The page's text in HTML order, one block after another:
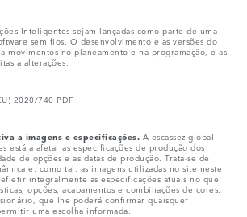
Inteligentes sejam lançadas como parte de uma
sem fios. O desenvolvimento e as versões do
movimentos no planeamento e na programação, e as
a alterações.
2020/740 PDF
a imagens e especificações. A escassez global
está a afetar as especificações de produção dos
de opções e as datas de produção. Trata-se de
e, como tal, as imagens utilizadas no site neste
integralmente as especificações atuais no que
opções, acabamentos e combinações de cores.
que lhe poderá confirmar quaisquer
uma escolha informada.